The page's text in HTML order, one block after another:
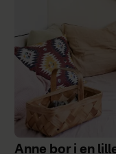
Anne bor i en